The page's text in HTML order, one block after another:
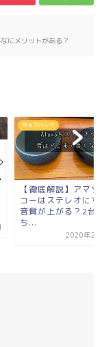
にメリットがある？
ライフハック
【徹底解説】アマゾ
コーはステレオにす
音質が上がる？2台
ち...
2020年2